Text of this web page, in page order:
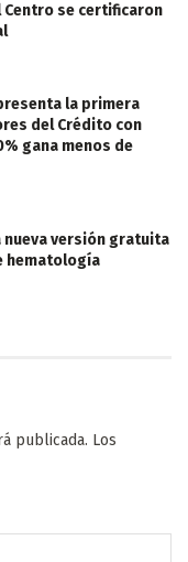
Centro se certificaron
la primera
del Crédito con
gana menos de
nueva versión gratuita
hematología
publicada. Los